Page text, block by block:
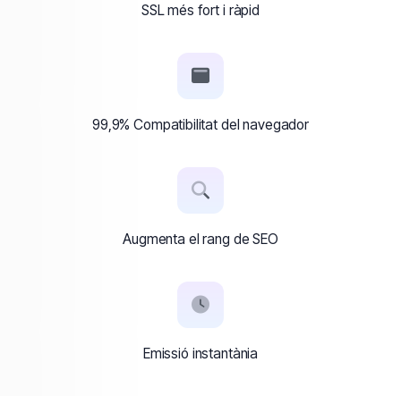
SSL més fort i ràpid
99,9% Compatibilitat del navegador
Augmenta el rang de SEO
Emissió instantània